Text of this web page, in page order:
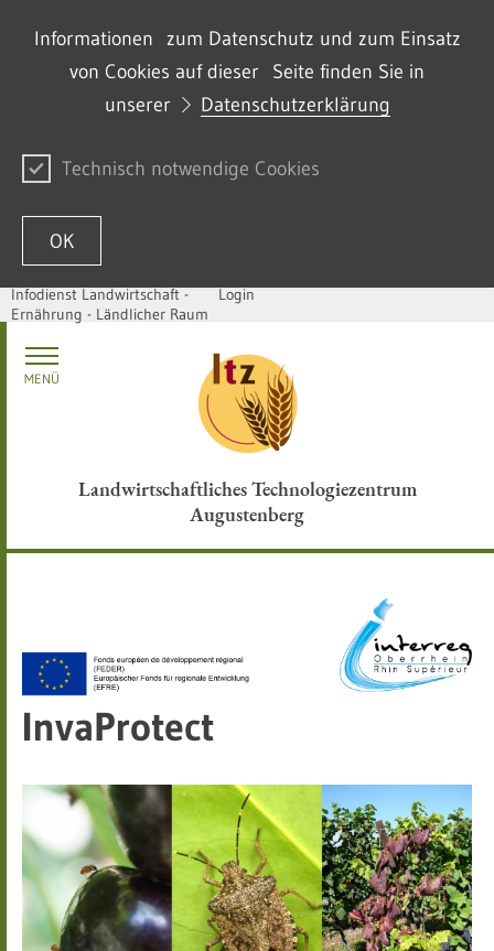
Informationen zum Datenschutz und zum Einsatz
von Cookies auf dieser Seite finden Sie in
unserer
Datenschutzerklärung
Technisch notwendige Cookies
OK
Zum Inhalt springen
Infodienst Landwirtschaft -
Ernährung - Ländlicher Raum
Login
Landwirtschaftliches Technologiezentrum
Augustenberg
MENÜ
InvaProtect